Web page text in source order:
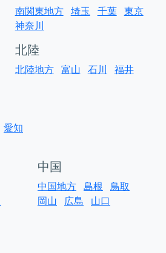
南関東地方 埼玉 千葉 東京
神奈川
北陸
北陸地方 富山 石川 福井
愛知
中国
中国地方 島根 鳥取
岡山
広島 山口